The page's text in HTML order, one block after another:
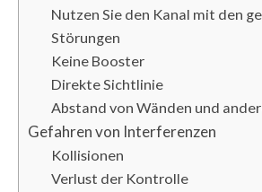
Nutzen Sie den Kanal mit den
Störungen
Keine Booster
Direkte Sichtlinie
Abstand von Wänden und
Gefahren von Interferenzen
Kollisionen
Verlust der Kontrolle